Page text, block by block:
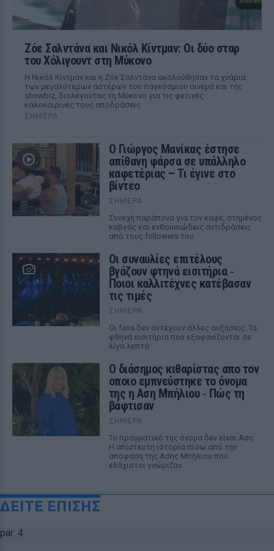
Ζόε Σαλντάνα και Νικόλ Κίντμαν: Οι δύο σταρ
του Χόλιγουντ στη Μύκονο
Η Νικόλ Κίντμαν και η Ζόε Σαλντάνα ακολούθησαν τα χνάρια
των μεγαλύτερων αστέρων του παγκόσμιου σινεμά και της
showbiz, διαλέγοντας τη Μύκονο για τις φετινές
καλοκαιρινές τους αποδράσεις.
ΣΉΜΕΡΑ
Ο Γιώργος Μανίκας έστησε
απίθανη φάρσα σε υπάλληλο
καφετέριας – Τι έγινε στο
βίντεο
ΣΉΜΕΡΑ
Συνεχή παράπονα για τον καφέ, στημένος
καβγάς και ενθουσιώδεις αντιδράσεις
από τους followers του
Οι συναυλίες επιτέλους
βγάζουν φτηνά εισιτήρια ‑
Ποιοι καλλιτέχνες κατέβασαν
τις τιμές
ΣΉΜΕΡΑ
Οι fans δεν αντέχουν άλλες αυξήσεις: Τα
φθηνά εισιτήρια που εξαφανίζονται σε
λίγα λεπτά
Ο διάσημος κιθαρίστας απο τον
οποιο εμπνεύστηκε το όνομα
της η Αση Μπήλιου ‑ Πώς τη
βάφτισαν
ΣΉΜΕΡΑ
Το πραγματικό της όνομα δεν είναι Αση:
Η απίστευτη ιστορία πίσω από την
απόφαση της Ασης Μπήλιου που
ελάχιστοι γνώριζαν
ΔΕΙΤΕ ΕΠΙΣΗΣ
par: 4